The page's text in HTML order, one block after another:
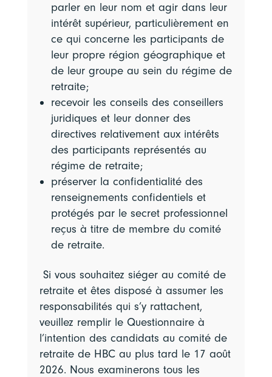
parler en leur nom et agir dans leur
intérêt supérieur, particulièrement en
ce qui concerne les participants de
leur propre région géographique et
de leur groupe au sein du régime de
retraite;
recevoir les conseils des conseillers
juridiques et leur donner des
directives relativement aux intérêts
des participants représentés au
régime de retraite;
préserver la confidentialité des
renseignements confidentiels et
protégés par le secret professionnel
reçus à titre de membre du comité
de retraite.
Si vous souhaitez siéger au comité de
retraite et êtes disposé à assumer les
responsabilités qui s’y rattachent,
veuillez remplir le Questionnaire à
l’intention des candidats au comité de
retraite de HBC au plus tard le 17 août
2026. Nous examinerons tous les